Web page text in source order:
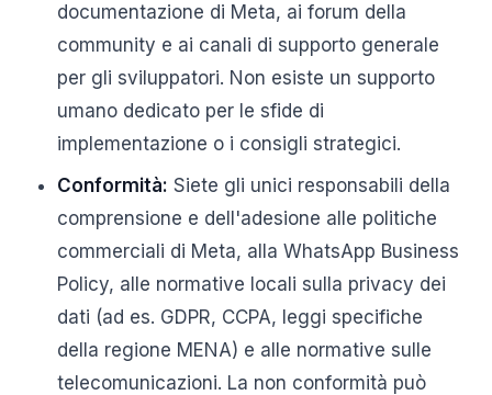
documentazione di Meta, ai forum della
community e ai canali di supporto generale
per gli sviluppatori. Non esiste un supporto
umano dedicato per le sfide di
implementazione o i consigli strategici.
Conformità: Siete gli unici responsabili della
comprensione e dell'adesione alle politiche
commerciali di Meta, alla WhatsApp Business
Policy, alle normative locali sulla privacy dei
dati (ad es. GDPR, CCPA, leggi specifiche
della regione MENA) e alle normative sulle
telecomunicazioni. La non conformità può